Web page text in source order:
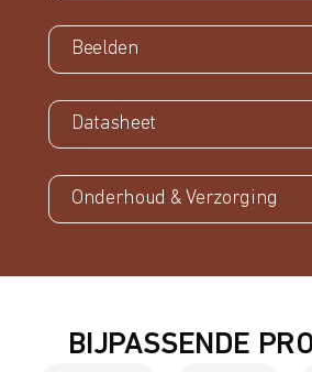
Beelden
Datasheet
Onderhoud & Verzorging
BIJPASSENDE